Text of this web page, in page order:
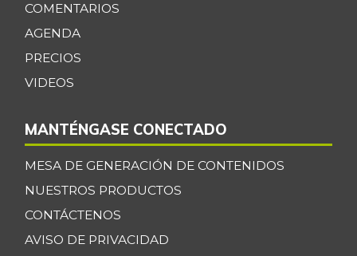
COMENTARIOS
AGENDA
PRECIOS
VIDEOS
MANTÉNGASE CONECTADO
MESA DE GENERACIÓN DE CONTENIDOS
NUESTROS PRODUCTOS
CONTÁCTENOS
AVISO DE PRIVACIDAD